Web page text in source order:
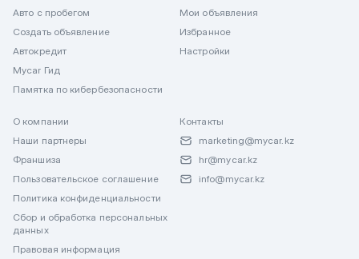
Авто с пробегом
Создать объявление
Автокредит
Mycar Гид
Памятка по кибербезопасности
Мои объявления
Избранное
Настройки
О компании
Наши партнеры
Франшиза
Пользовательское соглашение
Политика конфиденциальности
Сбор и обработка персональных
данных
Правовая информация
Контакты
marketing@mycar.kz
hr@mycar.kz
info@mycar.kz